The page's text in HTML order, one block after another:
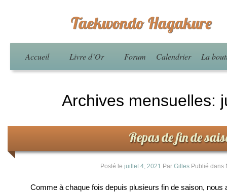
Taekwondo Hagakure
Accueil Livre d’Or Forum Calendrier La
Archives mensuelles:
Repas de fin de
Posté lejuillet 4, 2021 ParGilles Publié dans
Comme à chaque fois depuis plusieurs fin de saison, nous